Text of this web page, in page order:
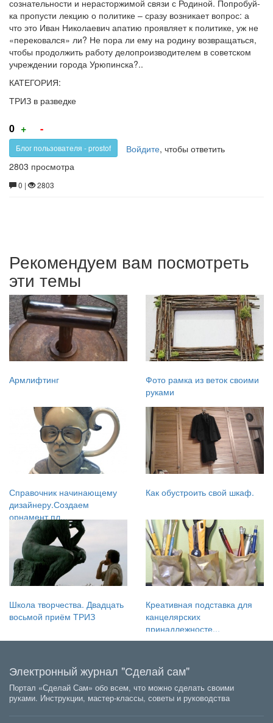
сознательности и нерасторжимой связи с Родиной. Попробуй-
ка пропусти лекцию о политике – сразу возникает вопрос: а
что это Иван Николаевич апатию проявляет к политике, уж не
«перековался» ли? Не пора ли ему на родину возвращаться,
чтобы продолжить работу делопроизводителем в советском
учреждении города Урюпинска?..
КАТЕГОРИЯ:
ТРИЗ в разведке
0 +
за!
-
против!
Блог пользователя - prostof Войдите, чтобы ответить
2803 просмотра
0 | 2803
Рекомендуем вам посмотреть
эти темы
Армлифтинг
Фото рамка из веток своими
руками
Справочник начинающему
дизайнеру.Создаем
орнамент пл...
Как обустроить свой шкаф.
Школа творчества. Двадцать
восьмой приём ТРИЗ
Креативная подставка для
канцелярских
принадлежносте...
Электронный журнал "Сделай сам"
Портал «Сделай Сам» обо всем, что можно сделать своими
руками. Инструкции, мастер-классы, советы и руководства